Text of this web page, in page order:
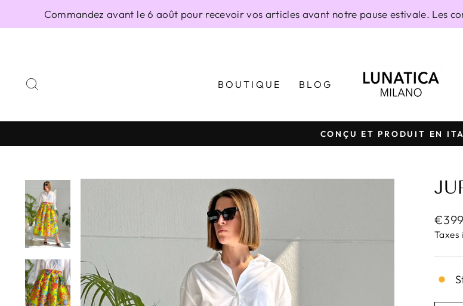
Commandez avant le 6 août pour recevoir vos articles avant notre pause estivale. Les
BOUTIQUE BLOG
Diaporama
CONÇU ET PRODUIT EN
Prix
Taxes